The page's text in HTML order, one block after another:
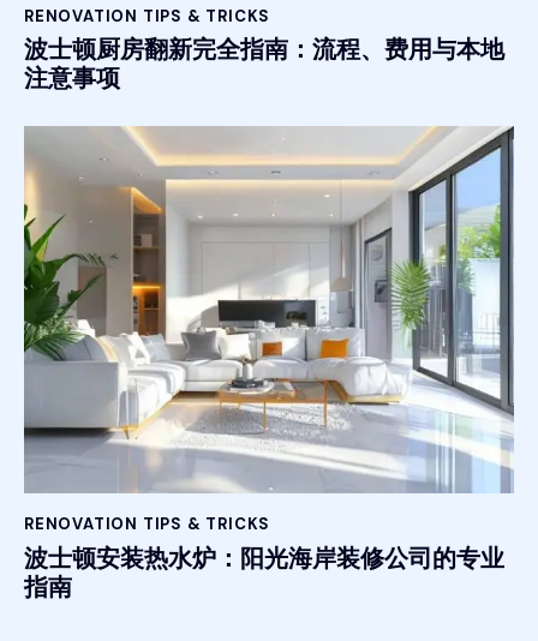
RENOVATION TIPS & TRICKS
波士顿厨房翻新完全指南：流程、费用与本地
注意事项
RENOVATION TIPS & TRICKS
波士顿安装热水炉：阳光海岸装修公司的专业
指南